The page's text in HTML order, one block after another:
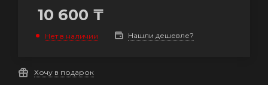
10 600 ₸
Нет в наличии Нашли дешевле?
Хочу в подарок